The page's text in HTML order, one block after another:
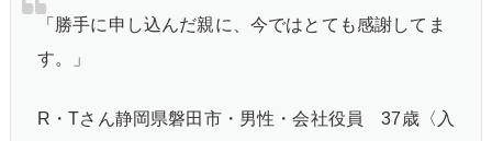
「勝手に申し込んだ親に、今ではとても感謝してま
す。」
R・Tさん静岡県磐田市・男性・会社役員 37歳〈入